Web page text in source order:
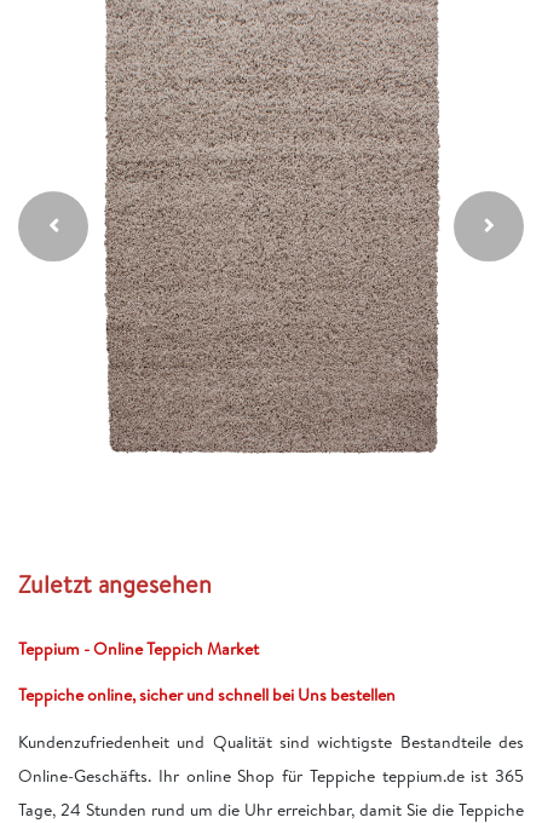
Zuletzt angesehen
Teppium - Online Teppich Market
Teppiche online, sicher und schnell bei Uns bestellen
Kundenzufriedenheit und Qualität sind wichtigste Bestandteile des
Online-Geschäfts. Ihr online Shop für Teppiche teppium.de ist 365
Tage, 24 Stunden rund um die Uhr erreichbar, damit Sie die Teppiche